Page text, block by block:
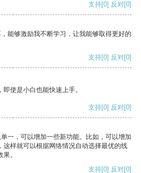
支持[0] 反对[0]
能够激励我不断学习，让我能够取得更好的
支持[0] 反对[0]
使是小白也能快速上手。
支持[0] 反对[0]
一，可以增加一些新功能。比如，可以增加
这样就可以根据网络情况自动选择最优的线
。
支持[0] 反对[0]